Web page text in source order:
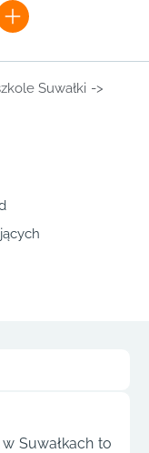
Suwałki ->
Suwałkach to